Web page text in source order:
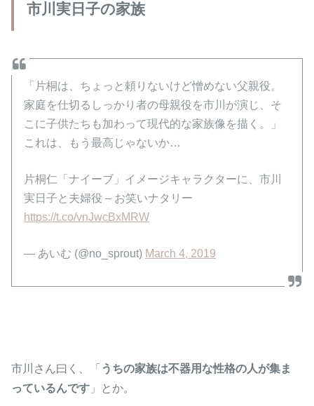
市川実日子の家族
「片桐は、ちょっと頼りないけど憎めない父親役。
家庭を仕切るしっかり者の母親役を市川が演じ、そ
こに子供たちも加わって現代的な家族像を描く。」
これは、もう最高じゃないか…
片桐仁「ナイーブ」イメージキャラクターに、市川
実日子と夫婦役 – お笑いナタリー
https://t.co/vnJwcBxMRW
— あいむ (@no_sprout) March 4, 2019
市川さん曰く、「うちの家族は不器用な性格の人が集ま
っているんです 」とか。